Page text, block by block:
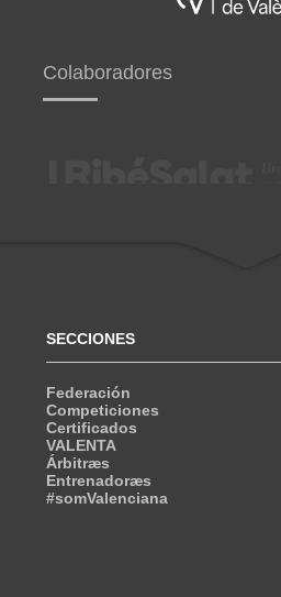
Colaboradores
SECCIONES
Federación
Competiciones
Certificados
VALENTA
Árbitræs
Entrenadoræs
#somValenciana